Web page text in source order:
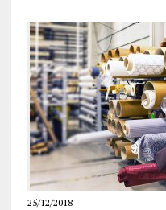
25/12/2018